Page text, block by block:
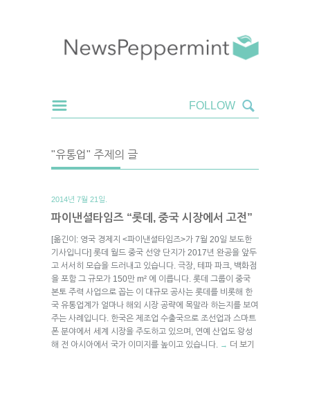
"유통업" 주제의 글
2014년 7월 21일.
파이낸셜타임즈 “롯데, 중국 시장에서 고전”
[옮긴이: 영국 경제지 <파이낸셜타임즈>가 7월 20일 보도한
기사입니다] 롯데 월드 중국 선양 단지가 2017년 완공을 앞두
고 서서히 모습을 드러내고 있습니다. 극장, 테파 파크, 백화점
을 포함 그 규모가 150만 m² 에 이릅니다. 롯데 그룹이 중국
본토 주력 사업으로 꼽는 이 대규모 공사는 롯데를 비롯해 한
국 유통업계가 얼마나 해외 시장 공략에 목말라 하는지를 보여
주는 사례입니다. 한국은 제조업 수출국으로 조선업과 스마트
폰 분야에서 세계 시장을 주도하고 있으며, 연예 산업도 왕성
해 전 아시아에서 국가 이미지를 높이고 있습니다.
→ 더 보기